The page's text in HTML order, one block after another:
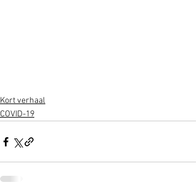
Kort verhaal
COVID-19